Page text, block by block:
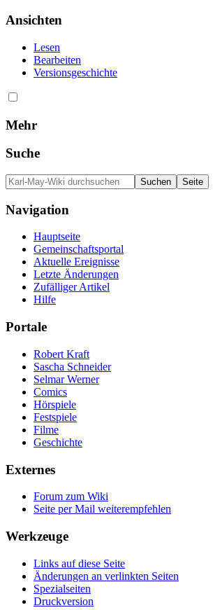
Ansichten
Lesen
Bearbeiten
Versionsgeschichte
Mehr
Suche
Navigation
Hauptseite
Gemeinschafts­portal
Aktuelle Ereignisse
Letzte Änderungen
Zufälliger Artikel
Hilfe
Portale
Robert Kraft
Sascha Schneider
Selmar Werner
Comics
Hörspiele
Festspiele
Filme
Geschichte
Externes
Forum zum Wiki
Seite per Mail weiterempfehlen
Werkzeuge
Links auf diese Seite
Änderungen an verlinkten Seiten
Spezialseiten
Druckversion